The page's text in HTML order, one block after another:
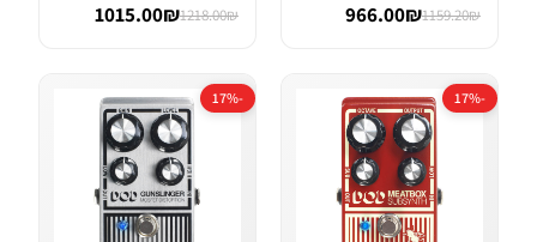
1159.20₪
966.00₪
1218.00₪
1015.00₪
-17%
-17%